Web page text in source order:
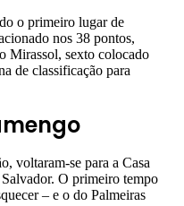
o primeiro lugar de
nos 38 pontos,
Mirassol, sexto colocado
de classificação para
voltaram-se para a Casa
O primeiro tempo
– e o do Palmeiras